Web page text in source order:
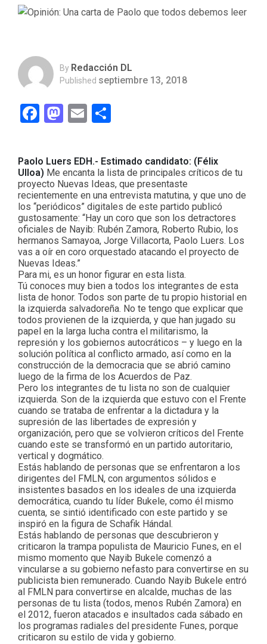
By Redacción DL
Published septiembre 13, 2018
Facebook
Mastodon
Email
Paolo Luers EDH.- Estimado candidato: (Félix
Ulloa) Me encanta la lista de principales críticos de tu
proyecto Nuevas Ideas, que presentaste
recientemente en una entrevista matutina, y que uno de
los “periódicos” digitales de este partido publicó
gustosamente: “Hay un coro que son los detractores
oficiales de Nayib: Rubén Zamora, Roberto Rubio, los
hermanos Samayoa, Jorge Villacorta, Paolo Luers. Los
vas a oír en coro orquestado atacando el proyecto de
Nuevas Ideas.”
Para mi, es un honor figurar en esta lista.
Tú conoces muy bien a todos los integrantes de esta
lista de honor. Todos son parte de tu propio historial en
la izquierda salvadoreña. No te tengo que explicar que
todos provienen de la izquierda, y que han jugado su
papel en la larga lucha contra el militarismo, la
represión y los gobiernos autocráticos – y luego en la
solución política al conflicto armado, así como en la
construcción de la democracia que se abrió camino
luego de la firma de los Acuerdos de Paz.
Pero los integrantes de tu lista no son de cualquier
izquierda. Son de la izquierda que estuvo con el Frente
cuando se trataba de enfrentar a la dictadura y la
supresión de las libertades de expresión y
organización, pero que se volvieron críticos del Frente
cuando este se transformó en un partido autoritario,
vertical y dogmático.
Estás hablando de personas que se enfrentaron a los
dirigentes del FMLN, con argumentos sólidos e
insistentes basados en los ideales de una izquierda
democrática, cuando tu líder Bukele, como él mismo
cuenta, se sintió identificado con este partido y se
inspiró en la figura de Schafik Hándal.
Estás hablando de personas que descubrieron y
criticaron la trampa populista de Mauricio Funes, en el
mismo momento que Nayib Bukele comenzó a
vincularse a su gobierno nefasto para convertirse en su
publicista bien remunerado. Cuando Nayib Bukele entró
al FMLN para convertirse en alcalde, muchas de las
personas de tu lista (todos, menos Rubén Zamora) en
el 2012, fueron atacados e insultados cada sábado en
los programas radiales del presidente Funes, porque
criticaron su estilo de vida y gobierno.